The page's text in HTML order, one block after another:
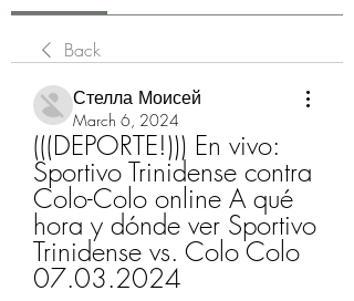
Back
Стелла Моисей
March 6, 2024
(((DEPORTE!))) En vivo:
Sportivo Trinidense contra
Colo-Colo online A qué
hora y dónde ver Sportivo
Trinidense vs. Colo Colo
07.03.2024